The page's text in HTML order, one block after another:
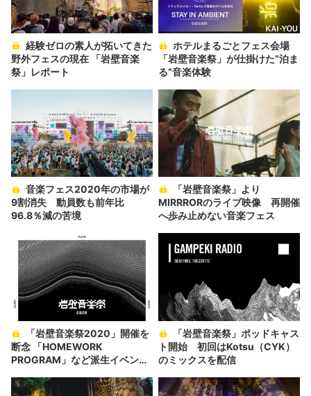
野外フェスの現在 「岩壁音楽
祭」レポート
「岩壁音楽祭」が仕掛けた“泊ま
る”音楽体験
9割消失 動員数も前年比
96.8％減の苦境
MIRRRORのライブ映像 再開催
へ歩み止めない音楽フェス
断念 「HOMEWORK
PROGRAM」など派生イベント
ト開始 初回はKotsu（CYK）
のミックスを配信